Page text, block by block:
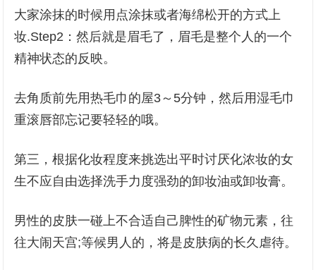
大家涂抹的时候用点涂抹或者海绵松开的方式上
妆.Step2：然后就是眉毛了，眉毛是整个人的一个
精神状态的反映。
去角质前先用热毛巾的屋3～5分钟，然后用湿毛巾
重滚唇部忘记要轻轻的哦。
第三，根据化妆程度来挑选出平时讨厌化浓妆的女
生不应自由选择洗手力度强劲的卸妆油或卸妆膏。
男性的皮肤一碰上不合适自己脾性的矿物元素，往
往大闹天宫;等候男人的，将是皮肤病的长久虐待。